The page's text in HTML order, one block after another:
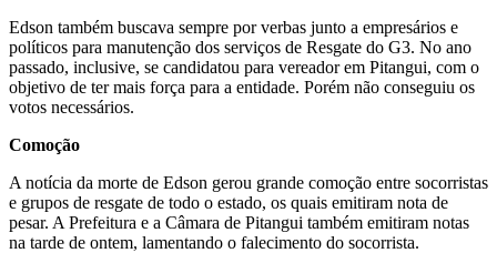
Edson também buscava sempre por verbas junto a empresários e
políticos para manutenção dos serviços de Resgate do G3. No ano
passado, inclusive, se candidatou para vereador em Pitangui, com o
objetivo de ter mais força para a entidade. Porém não conseguiu os
votos necessários.
Comoção
A notícia da morte de Edson gerou grande comoção entre socorristas
e grupos de resgate de todo o estado, os quais emitiram nota de
pesar. A Prefeitura e a Câmara de Pitangui também emitiram notas
na tarde de ontem, lamentando o falecimento do socorrista.